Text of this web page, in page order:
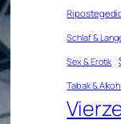
Schlaf &
Sex & Erotik
Tabak &